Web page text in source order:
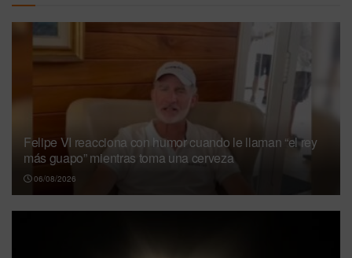
Felipe VI reacciona con humor cuando le llaman “el rey
más guapo” mientras toma una cerveza
06/08/2026